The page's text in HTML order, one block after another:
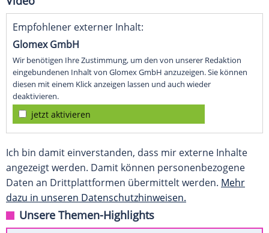
Empfohlener externer Inhalt:
Glomex GmbH
Wir benötigen Ihre Zustimmung, um den von unserer Redaktion
eingebundenen Inhalt von Glomex GmbH anzuzeigen. Sie können
diesen mit einem Klick anzeigen lassen und auch wieder
deaktivieren.
jetzt aktivieren
Ich bin damit einverstanden, dass mir externe Inhalte
angezeigt werden. Damit können personenbezogene
Daten an Drittplattformen übermittelt werden. Mehr
dazu in unseren Datenschutzhinweisen.
Unsere Themen-Highlights